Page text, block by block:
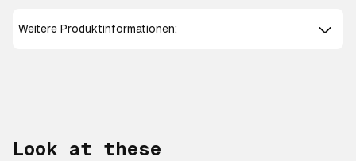
Weitere Produktinformationen:
Look at these